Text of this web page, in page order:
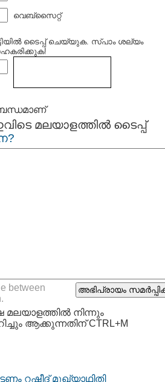
വെബ്സൈറ്റ്
ടൈപ്പ്‌ ചെയ്യുക. സ്പാം ശല്യം
മലയാളത്തില്‍ ടൈപ്പ്
between
നിന്നും
ആക്കുന്നതിന് CTRL+M
റഷീദ് മുഖ്യാഥിതി